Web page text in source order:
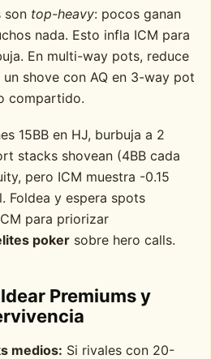
son top-heavy: pocos ganan
nada. Esto infla ICM para
En multi-way pots, reduce
shove con AQ en 3-way pot
compartido.
15BB en HJ, burbuja a 2
stacks shovean (4BB cada
pero ICM muestra -0.15
Foldea y espera spots
para priorizar
poker sobre hero calls.
Premiums y
medios: Si rivales con 20-